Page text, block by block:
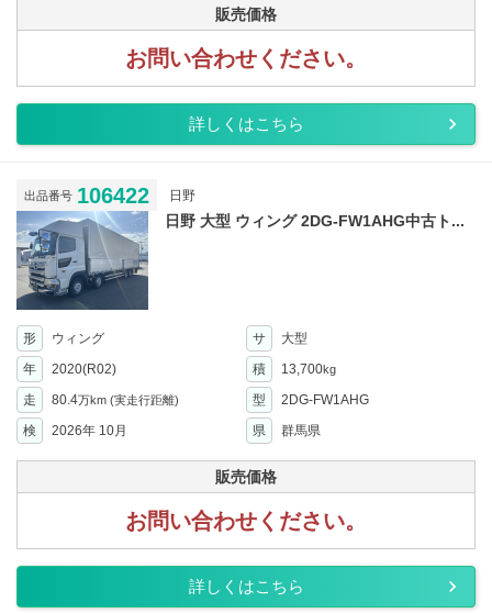
販売価格
お問い合わせください。
詳しくはこちら
出品番号 106422 日野
日野 大型 ウィング 2DG-FW1AHG中古ト...
形 ウィング サ
大型
年
2020(R02) 積 13,700kg
走 80.4万km (実走行距離) 型
2DG-FW1AHG
検
2026年 10月 県 群馬県
販売価格
お問い合わせください。
詳しくはこちら